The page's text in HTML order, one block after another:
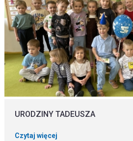
URODZINY TADEUSZA
Czytaj więcej